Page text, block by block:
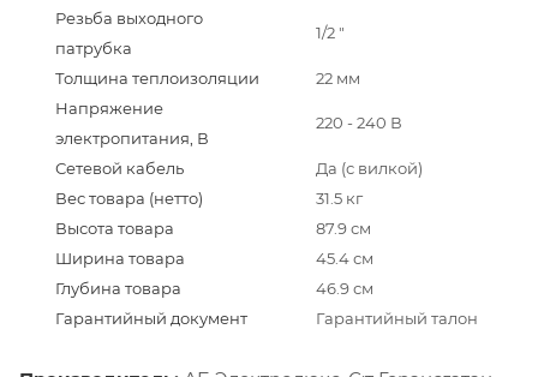
Резьба выходного
патрубка
1/2 "
Толщина теплоизоляции
22 мм
Напряжение
электропитания, В
220 - 240 В
Сетевой кабель
Да (с вилкой)
Вес товара (нетто)
31.5 кг
Высота товара
87.9 см
Ширина товара
45.4 см
Глубина товара
46.9 см
Гарантийный документ
Гарантийный талон